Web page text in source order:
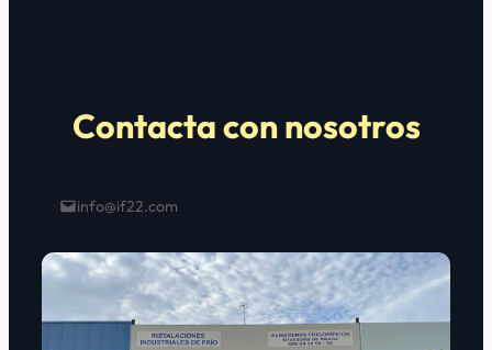
Contacta con nosotros
info@if22.com